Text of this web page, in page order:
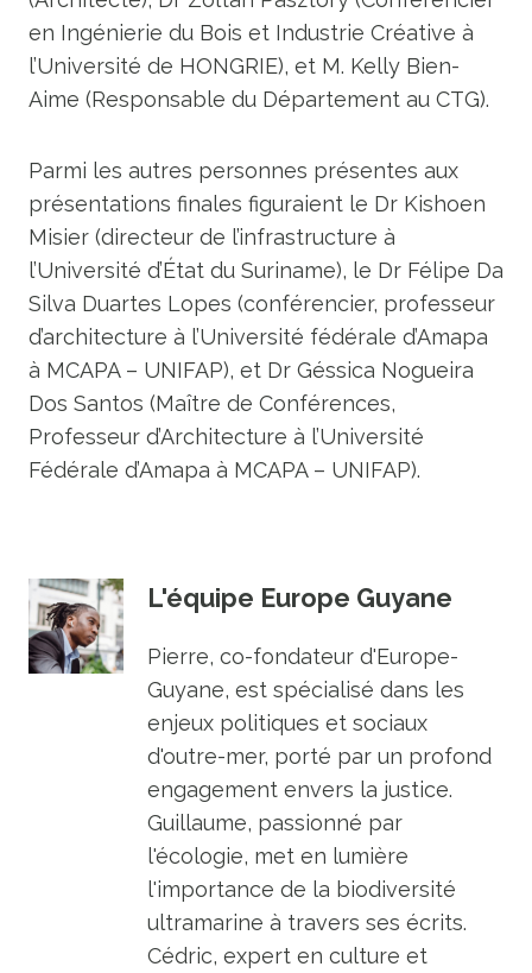
en Ingénierie du Bois et Industrie Créative à
l’Université de HONGRIE), et M. Kelly Bien-
Aime (Responsable du Département au CTG).
Parmi les autres personnes présentes aux
présentations finales figuraient le Dr Kishoen
Misier (directeur de l’infrastructure à
l’Université d’État du Suriname), le Dr Félipe Da
Silva Duartes Lopes (conférencier, professeur
d’architecture à l’Université fédérale d’Amapa
à MCAPA – UNIFAP), et Dr Géssica Nogueira
Dos Santos (Maître de Conférences,
Professeur d’Architecture à l’Université
Fédérale d’Amapa à MCAPA – UNIFAP).
L'équipe Europe Guyane
Pierre, co-fondateur d'Europe-
Guyane, est spécialisé dans les
enjeux politiques et sociaux
d'outre-mer, porté par un profond
engagement envers la justice.
Guillaume, passionné par
l'écologie, met en lumière
l'importance de la biodiversité
ultramarine à travers ses écrits.
Cédric, expert en culture et